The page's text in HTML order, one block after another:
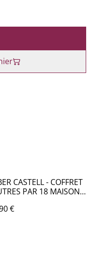
CASTELL - COFFRET
PAR 18 MAISON
€